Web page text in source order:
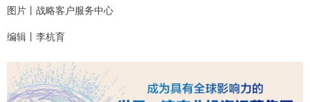
图片丨战略客户服务中心
编辑丨李杭育